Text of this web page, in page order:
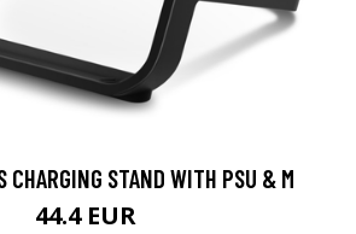
CHARGING STAND WITH PSU & M
44.4 EUR